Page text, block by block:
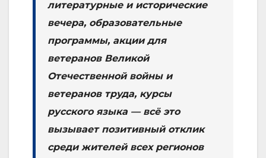
литературные и исторические
вечера, образовательные
программы, акции для
ветеранов Великой
Отечественной войны и
ветеранов труда, курсы
русского языка — всё это
вызывает позитивный отклик
среди жителей всех регионов